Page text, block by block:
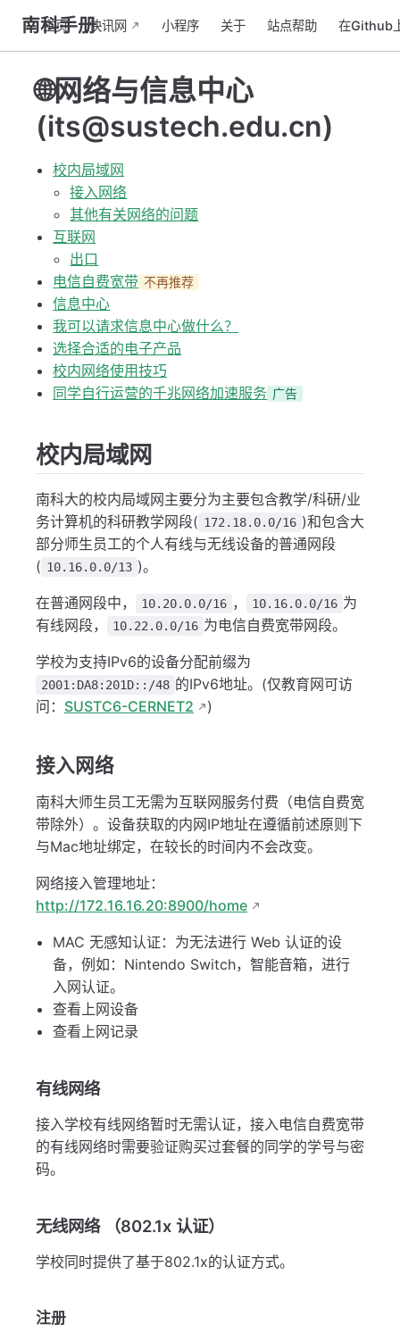
南科手册
主页 快讯网 小程序 关于 站点帮助 在Github
🌐网络与信息中心
(its@sustech.edu.cn)
校内局域网
接入网络
其他有关网络的问题
互联网
出口
电信自费宽带 不再推荐
信息中心
我可以请求信息中心做什么？
选择合适的电子产品
校内网络使用技巧
同学自行运营的千兆网络加速服务 广告
校内局域网
南科大的校内局域网主要分为主要包含教学/科研/业
务计算机的科研教学网段( 172.18.0.0/16 )和包含大
部分师生员工的个人有线与无线设备的普通网段
( 10.16.0.0/13 )。
在普通网段中， 10.20.0.0/16 ， 10.16.0.0/16 为
有线网段，
10.22.0.0/16 为电信自费宽带网段。
学校为支持IPv6的设备分配前缀为
2001:DA8:201D::/48 的IPv6地址。(仅教育网可访
问： SUSTC6-CERNET2 )
接入网络
南科大师生员工无需为互联网服务付费（电信自费宽
带除外）。设备获取的内网IP地址在遵循前述原则下
与Mac地址绑定，在较长的时间内不会改变。
网络接入管理地址：
http://172.16.16.20:8900/home
MAC 无感知认证：为无法进行 Web 认证的设
备，例如：Nintendo Switch，智能音箱，进行
入网认证。
查看上网设备
查看上网记录
有线网络
接入学校有线网络暂时无需认证，接入电信自费宽带
的有线网络时需要验证购买过套餐的同学的学号与密
码。
无线网络 （802.1x 认证）
学校同时提供了基于802.1x的认证方式。
注册